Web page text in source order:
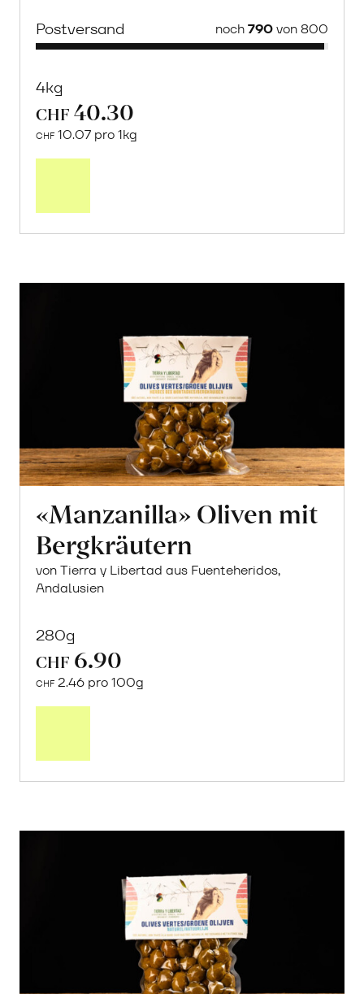
Postversand noch790von 800
4kg
CHF 40.30
CHF 10.07 pro 1kg
Post
«Manzanilla» Oliven mit
Bergkräutern
von Tierra y Libertad aus Fuenteheridos,
Andalusien
280g
CHF 6.90
CHF 2.46 pro 100g